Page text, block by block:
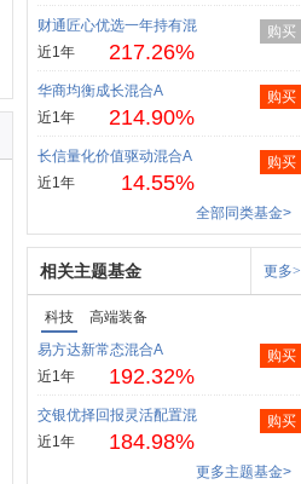
财通匠心优选一年持有混
近1年
217.26%
购买
华商均衡成长混合A
近1年
214.90%
购买
长信量化价值驱动混合A
近1年
14.55%
购买
全部同类基金>
相关主题基金 更多>
科技
高端装备
易方达新常态混合A
近1年
192.32%
购买
交银优择回报灵活配置混
近1年
184.98%
购买
更多主题基金>